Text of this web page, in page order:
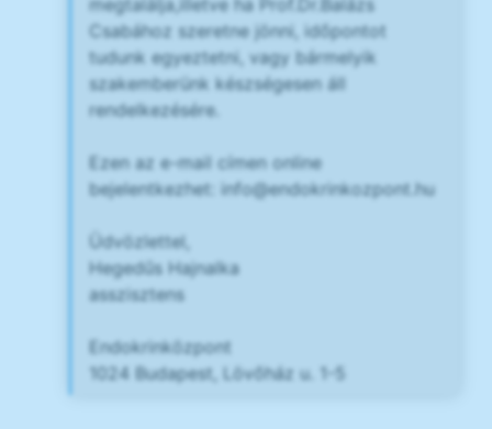
megtalálja,illetve ha Prof.Dr.Balázs
Csabához szeretne jönni, időpontot
tudunk egyeztetni, vagy bármelyik
szakemberünk készségesen áll
rendelkezésére.
Ezen az e-mail címen online
bejelentkezhet: info@endokrinkozpont.hu
Üdvözlettel,
Hegedűs Hajnalka
asszisztens
Endokrinközpont
1024 Budapest, Lövőház u. 1-5